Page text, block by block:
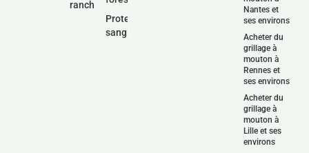
ranch
Protection
sanglier
Nantes et
ses environs
Acheter du
grillage à
mouton à
Rennes et
ses environs
Acheter du
grillage à
mouton à
Lille et ses
environs